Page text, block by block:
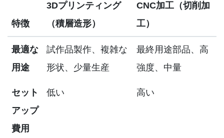
特徴
3Dプリンティング
（積層造形）
CNC加工（切削加
工）
最適な
用途
試作品製作、複雑な
形状、少量生産
最終用途部品、高
強度、中量
セット
アップ
費用
低い 高い